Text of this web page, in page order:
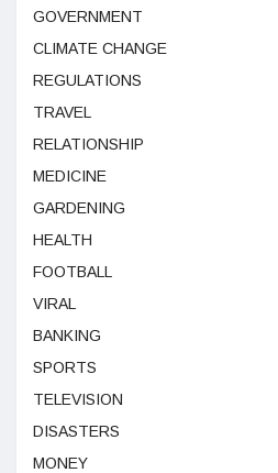
GOVERNMENT
CLIMATE CHANGE
REGULATIONS
TRAVEL
RELATIONSHIP
MEDICINE
GARDENING
HEALTH
FOOTBALL
VIRAL
BANKING
SPORTS
TELEVISION
DISASTERS
MONEY